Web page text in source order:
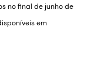
no final de junho de
em